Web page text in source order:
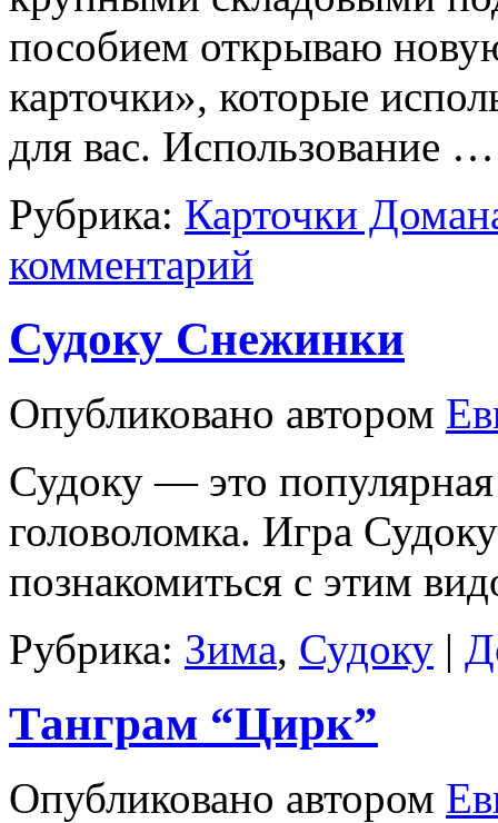
пособием открываю
карточки», которые
для вас. Использование
Рубрика: Карточки
комментарий
Судоку Снежинки
Опубликовано автором
Судоку — это
головоломка. Игра
познакомиться с этим
Рубрика: Зима, Судоку |
Танграм “Цирк”
Опубликовано автором